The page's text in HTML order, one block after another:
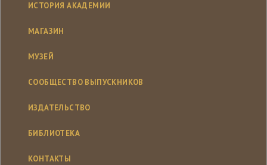
ИСТОРИЯ АКАДЕМИИ
МАГАЗИН
МУЗЕЙ
СООБЩЕСТВО ВЫПУСКНИКОВ
ИЗДАТЕЛЬСТВО
БИБЛИОТЕКА
КОНТАКТЫ